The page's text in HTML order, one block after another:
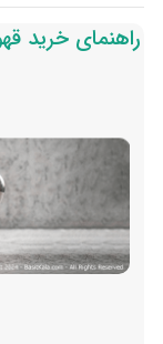
راهنمای خرید